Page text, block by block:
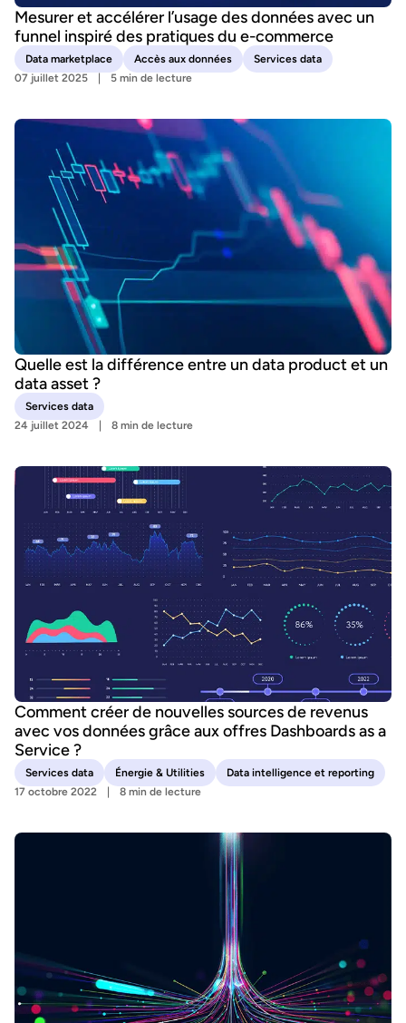
Mesurer et accélérer l’usage des données avec un
funnel inspiré des pratiques du e-commerce
Data marketplace Accès aux données
Services data
07 juillet 2025
5 min de lecture
Quelle est la différence entre un data product et un
data asset ?
Services data
24 juillet 2024
8 min de lecture
Comment créer de nouvelles sources de revenus
avec vos données grâce aux offres Dashboards as a
Service ?
Services data Énergie & Utilities
Data intelligence et reporting
17 octobre 2022
8 min de lecture